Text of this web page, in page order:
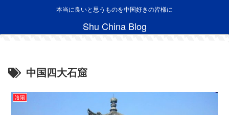
本当に良いと思うものを中国好きの皆様に
Shu China Blog
中国四大石窟
洛陽